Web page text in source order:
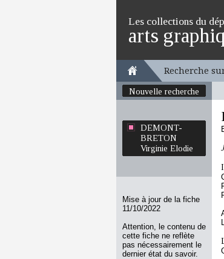
Les collections du
arts
Recherche
Nouvelle recherche
DEMONT-
BRETON
Virginie Elodie
Mise à jour de la fiche
11/10/2022
Attention, le contenu de
cette fiche ne reflète
pas nécessairement le
dernier état du savoir.